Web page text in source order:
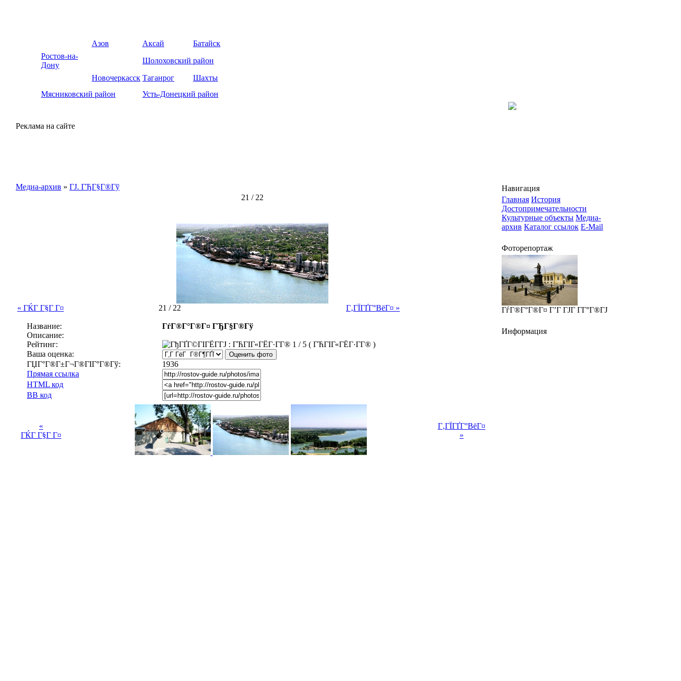
Азов Аксай
Батайск
Ростов-на-
Дону
Шолоховский район
Новочеркасск Таганрог
Шахты
Мясниковский район
Усть-Донецкий район
Реклама на сайте
Медиа-архив » ГЈ. ГЂГ§Г®Гў
21 / 22
« ГЌГ Г§Г Г¤ 21 / 22 Г‚ГЇГҐГ°ВёГ¤ »
Название:
ГѓГ®Г°Г®Г¤ ГЂГ§Г®Гў
Описание:
Рейтинг:
1 / 5 ( ГЋГІГ«ГЁГ·Г­Г® )
Ваша оценка:
ГЏГ°Г®Г±Г¬Г®ГІГ°Г®Гў:
1936
Прямая ссылка
HTML код
BB код
«
ГЌГ Г§Г Г¤
Г‚ГЇГҐГ°ВёГ¤
»
Навигация
Главная История
Достопримечательности
Культурные объекты Медиа-
архив Каталог ссылок E-Mail
Фоторепортаж
ГѓГ®Г°Г®Г¤ Г’Г ГЈГ Г­Г°Г®ГЈ
Информация